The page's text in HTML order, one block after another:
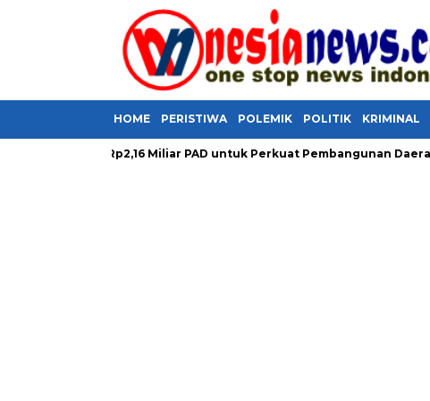
HOME PERISTIWA POLEMIK POLITIK KRIMINAL
Rp2,16 Miliar PAD untuk Perkuat Pembangunan Daerah